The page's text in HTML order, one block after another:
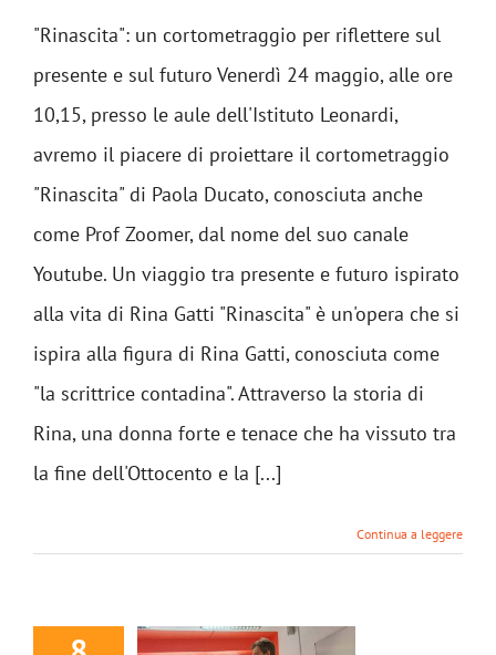
"Rinascita": un cortometraggio per riflettere sul
presente e sul futuro Venerdì 24 maggio, alle ore
10,15, presso le aule dell'Istituto Leonardi,
avremo il piacere di proiettare il cortometraggio
"Rinascita" di Paola Ducato, conosciuta anche
come Prof Zoomer, dal nome del suo canale
Youtube. Un viaggio tra presente e futuro ispirato
alla vita di Rina Gatti "Rinascita" è un'opera che si
ispira alla figura di Rina Gatti, conosciuta come
"la scrittrice contadina". Attraverso la storia di
Rina, una donna forte e tenace che ha vissuto tra
la fine dell'Ottocento e la [...]
Continua a leggere